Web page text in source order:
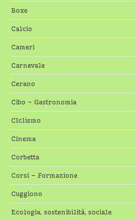
Boxe
Calcio
Cameri
Carnevale
Cerano
Cibo – Gastronomia
CIclismo
Cinema
Corbetta
Corsi – Formazione
Cuggiono
Ecologia, sostenibilità, sociale